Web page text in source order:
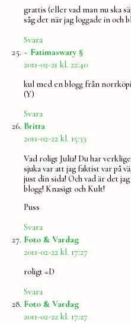
grattis (eller vad man nu ska
såg det när jag loggade in och
Svara
~ Fatimaswary §
2011-02-21 kl. 22:40
kul med en blogg från
(Y)
Svara
Britta
2011-02-22 kl. 15:33
Vad roligt Julia! Du har
sjuka var att jag faktist var på
just din sida! Och vad är det
blogg! Knasigt och Kult!
Puss
Svara
Foto & Vardagsäger:
2011-02-22 kl. 17:27
roligt =D
Svara
Foto & Vardagsäger:
2011-02-22 kl. 17:27